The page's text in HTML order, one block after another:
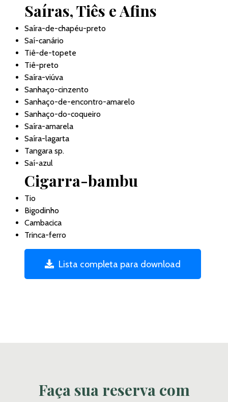
Saíras, Tiês e Afins
Saíra-de-chapéu-preto
Saí-canário
Tiê-de-topete
Tiê-preto
Saíra-viúva
Sanhaço-cinzento
Sanhaço-de-encontro-amarelo
Sanhaço-do-coqueiro
Saíra-amarela
Saíra-lagarta
Tangara sp.
Saí-azul
Cigarra-bambu
Tio
Bigodinho
Cambacica
Trinca-ferro
Lista completa para download
Faça sua reserva com